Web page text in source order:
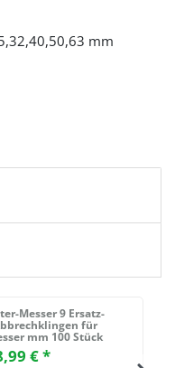
mm
Messer 9 Ersatz-
für
mm 100 Stück
€ *